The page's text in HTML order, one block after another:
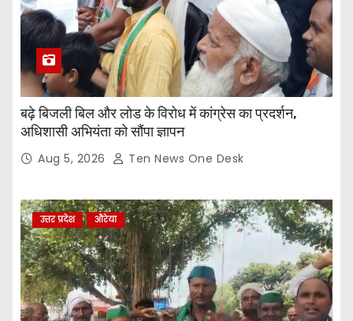
बढ़े बिजली बिल और लोड के विरोध में कांग्रेस का प्रदर्शन,
अधिशासी अभियंता को सौंपा ज्ञापन
Aug 5, 2026 Ten News One Desk
उत्तर प्रदेश औरेया